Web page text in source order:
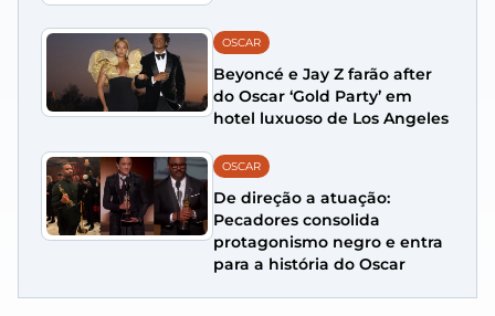
OSCAR
Beyoncé e Jay Z farão after
do Oscar ‘Gold Party’ em
hotel luxuoso de Los Angeles
OSCAR
De direção a atuação:
Pecadores consolida
protagonismo negro e entra
para a história do Oscar